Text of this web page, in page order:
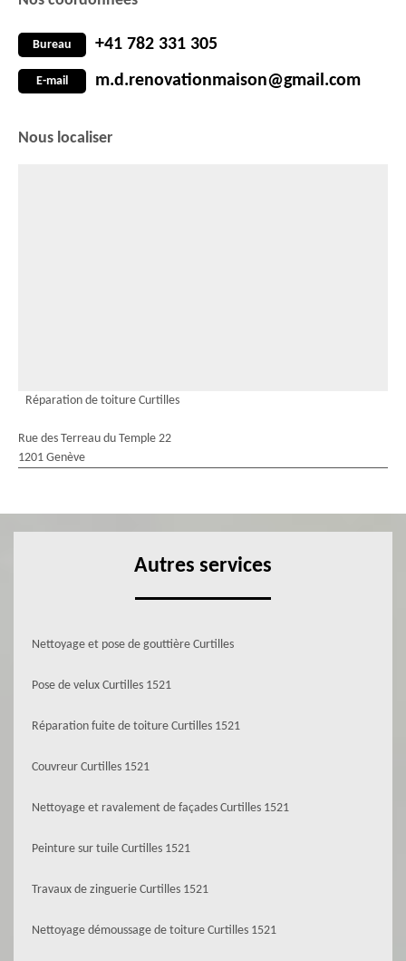
Bureau +41 782 331 305
E-mail m.d.renovationmaison@gmail.com
Nous localiser
Réparation de toiture Curtilles
Rue des Terreau du Temple 22
1201 Genève
Autres services
Nettoyage et pose de gouttière Curtilles
Pose de velux Curtilles 1521
Réparation fuite de toiture Curtilles 1521
Couvreur Curtilles 1521
Nettoyage et ravalement de façades Curtilles 1521
Peinture sur tuile Curtilles 1521
Travaux de zinguerie Curtilles 1521
Nettoyage démoussage de toiture Curtilles 1521